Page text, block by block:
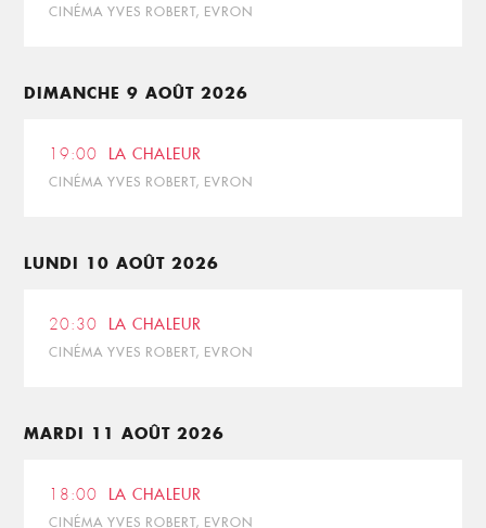
CINÉMA YVES ROBERT, EVRON
DIMANCHE 9 AOÛT 2026
19:00 LA CHALEUR
CINÉMA YVES ROBERT, EVRON
LUNDI 10 AOÛT 2026
20:30 LA CHALEUR
CINÉMA YVES ROBERT, EVRON
MARDI 11 AOÛT 2026
18:00 LA CHALEUR
CINÉMA YVES ROBERT, EVRON